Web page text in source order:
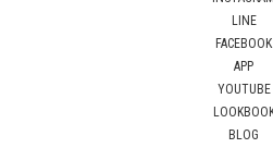
LINE
FACEBOOK
APP
YOUTUBE
BLOG